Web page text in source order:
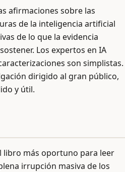
afirmaciones sobre las
de la inteligencia artificial
de lo que la evidencia
Los expertos en IA
son simplistas.
dirigido al gran público,
y útil.
libro más oportuno para leer
irrupción masiva de los